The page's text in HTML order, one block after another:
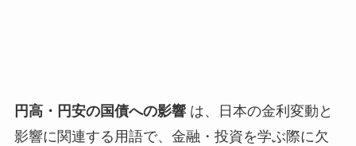
円高・円安の国債への影響は、日本の金利変動と
影響に関連する用語で、金融・投資を学ぶ際に欠